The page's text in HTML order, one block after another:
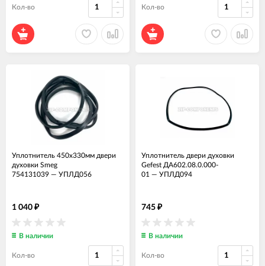
Кол-во Кол-во
Уплотнитель 450x330мм двери
духовки Smeg
754131039 — УПЛД056
1 040 ₽
В наличии
Кол-во
Уплотнитель двери духовки
Gefest ДА602.08.0.000-
01 — УПЛД094
745 ₽
В наличии
Кол-во